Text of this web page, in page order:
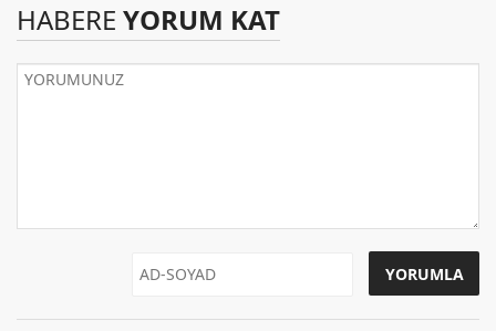
HABERE YORUM KAT